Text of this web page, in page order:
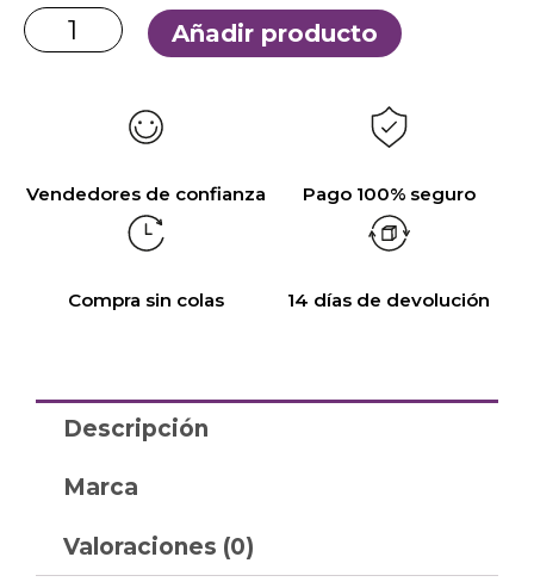
Añadir producto
Vendedores de confianza Pago 100% seguro
Compra sin colas 14 días de devolución
Descripción
Marca
Valoraciones (0)